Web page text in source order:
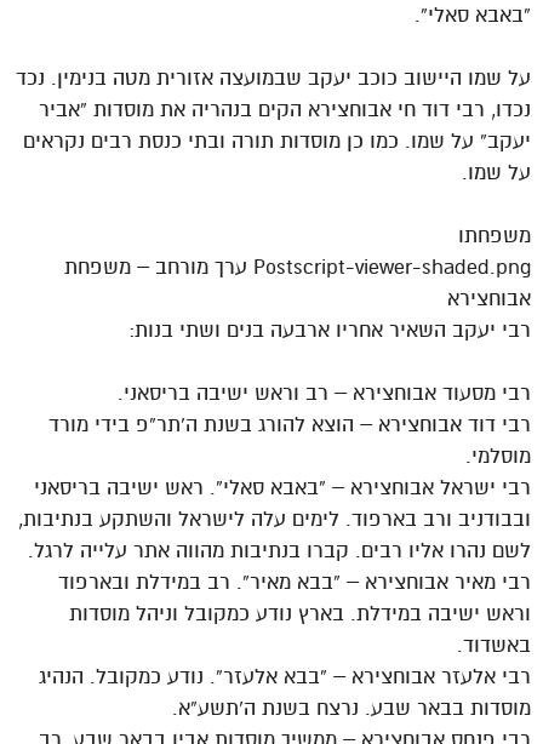
“באבא סאלי”.
על שמו היישוב כוכב יעקב שבמועצה אזורית מטה בנימין. נכד
נכדו, רבי דוד חי אבוחצירא הקים בנהריה את מוסדות “אביר
יעקב” על שמו. כמו כן מוסדות תורה ובתי כנסת רבים נקראים
על שמו.
משפחתו
Postscript-viewer-shaded.png ערך מורחב – משפחת
אבוחצירא
רבי יעקב השאיר אחריו ארבעה בנים ושתי בנות:
רבי מסעוד אבוחצירא – רב וראש ישיבה בריסאני.
רבי דוד אבוחצירא – הוצא להורג בשנת ה’תר”פ בידי מורד
מוסלמי.
רבי ישראל אבוחצירא – “באבא סאלי”. ראש ישיבה בריסאני
ובבודניב ורב בארפוד. לימים עלה לישראל והשתקע בנתיבות,
לשם נהרו אליו רבים. קברו בנתיבות מהווה אתר עלייה לרגל.
רבי מאיר אבוחצירא – “בבא מאיר”. רב במידלת ובארפוד
וראש ישיבה במידלת. בארץ נודע כמקובל וניהל מוסדות
באשדוד.
רבי אלעזר אבוחצירא – “בבא אלעזר”. נודע כמקובל. הנהיג
מוסדות בבאר שבע. נרצח בשנת ה’תשע”א.